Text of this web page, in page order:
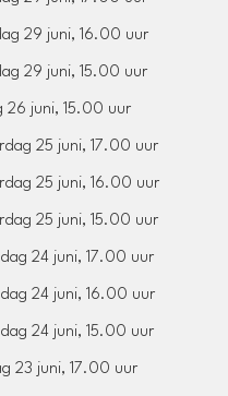
29 juni, 16.00 uur
29 juni, 15.00 uur
26 juni, 15.00 uur
25 juni, 17.00 uur
25 juni, 16.00 uur
25 juni, 15.00 uur
24 juni, 17.00 uur
24 juni, 16.00 uur
24 juni, 15.00 uur
23 juni, 17.00 uur